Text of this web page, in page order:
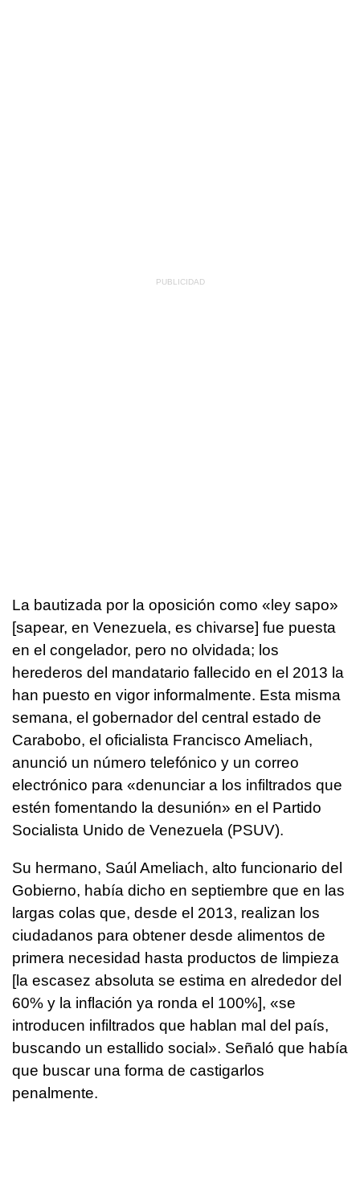
La bautizada por la oposición como «ley sapo»
[sapear, en Venezuela, es chivarse] fue puesta
en el congelador, pero no olvidada; los
herederos del mandatario fallecido en el 2013 la
han puesto en vigor informalmente. Esta misma
semana, el gobernador del central estado de
Carabobo, el oficialista Francisco Ameliach,
anunció un número telefónico y un correo
electrónico para «denunciar a los infiltrados que
estén fomentando la desunión» en el Partido
Socialista Unido de Venezuela (PSUV).
Su hermano, Saúl Ameliach, alto funcionario del
Gobierno, había dicho en septiembre que en las
largas colas que, desde el 2013, realizan los
ciudadanos para obtener desde alimentos de
primera necesidad hasta productos de limpieza
[la escasez absoluta se estima en alrededor del
60% y la inflación ya ronda el 100%], «se
introducen infiltrados que hablan mal del país,
buscando un estallido social». Señaló que había
que buscar una forma de castigarlos
penalmente.